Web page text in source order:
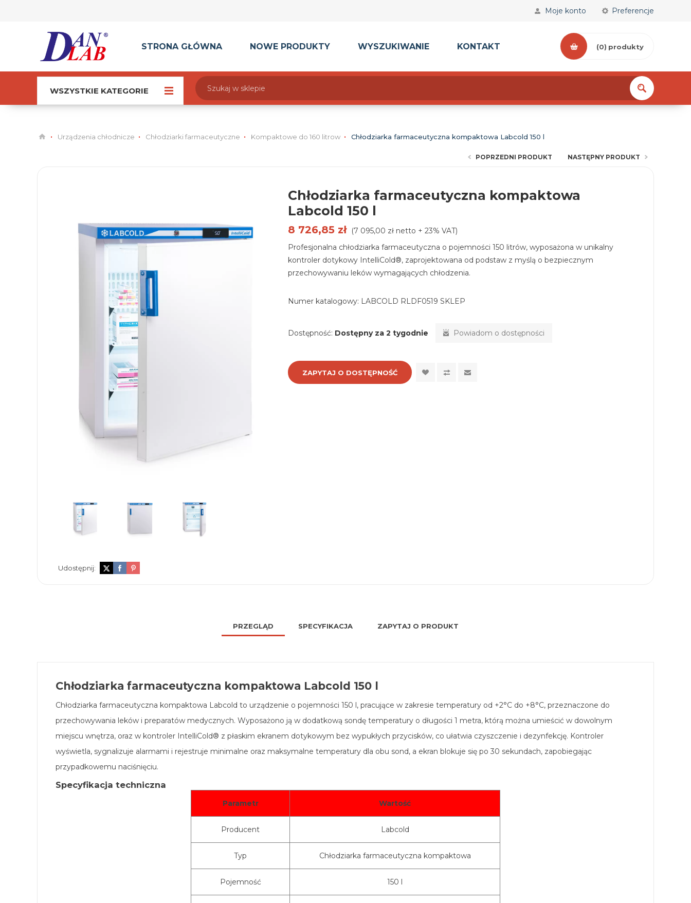
Preferencje
Moje konto
STRONA GŁÓWNA NOWE PRODUKTY WYSZUKIWANIE KONTAKT (0) produkty
WSZYSTKIE KATEGORIE
Urządzenia chłodnicze Chłodziarki farmaceutyczne Kompaktowe do 160 litrow Chłodziarka farmaceutyczna kompaktowa Labcold 150 l
POPRZEDNI PRODUKT NASTĘPNY PRODUKT
Chłodziarka farmaceutyczna kompaktowa
Labcold 150 l
8 726,85 zł (7 095,00 zł netto + 23% VAT)
Profesjonalna chłodziarka farmaceutyczna o pojemności 150 litrów, wyposażona w unikalny
kontroler dotykowy IntelliCold®, zaprojektowana od podstaw z myślą o bezpiecznym
przechowywaniu leków wymagających chłodzenia.
Numer katalogowy: LABCOLD RLDF0519 SKLEP
Dostępność: Dostępny za 2 tygodnie Powiadom o dostępności
ZAPYTAJ O DOSTĘPNOŚĆ
Udostępnij:
PRZEGLĄD SPECYFIKACJA ZAPYTAJ O PRODUKT
Chłodziarka farmaceutyczna kompaktowa Labcold 150 l
Chłodziarka farmaceutyczna kompaktowa Labcold to urządzenie o pojemności 150 l, pracujące w zakresie temperatury od +2°C do +8°C, przeznaczone do
przechowywania leków i preparatów medycznych. Wyposażono ją w dodatkową sondę temperatury o długości 1 metra, którą można umieścić w dowolnym
miejscu wnętrza, oraz w kontroler IntelliCold® z płaskim ekranem dotykowym bez wypukłych przycisków, co ułatwia czyszczenie i dezynfekcję. Kontroler
wyświetla, sygnalizuje alarmami i rejestruje minimalne oraz maksymalne temperatury dla obu sond, a ekran blokuje się po 30 sekundach, zapobiegając
przypadkowemu naciśnięciu.
Specyfikacja techniczna
Parametr Wartość
Producent Labcold
Typ Chłodziarka farmaceutyczna kompaktowa
Pojemność 150 l